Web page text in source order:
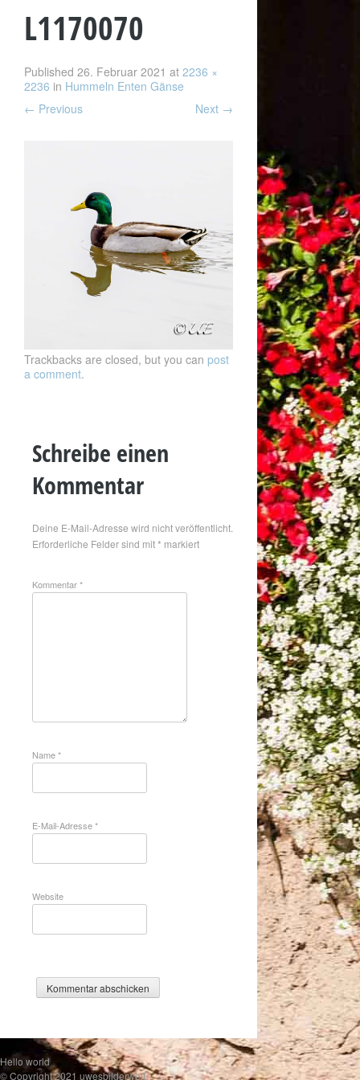
L1170070
Published 26. Februar 2021 at 2236 ×
2236 in Hummeln Enten Gänse
← Previous Next →
Trackbacks are closed, but you can post
a comment.
Schreibe einen
Kommentar
Deine E-Mail-Adresse wird nicht veröffentlicht.
Erforderliche Felder sind mit* markiert
Kommentar*
Name*
E-Mail-Adresse*
Website
Hello world
© Copyright 2021 uwesbilderwelt